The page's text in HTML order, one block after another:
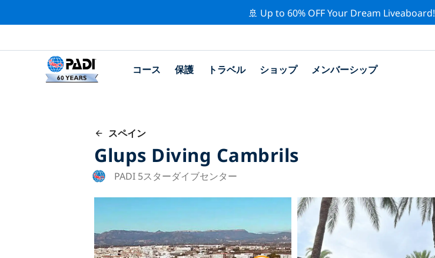
🚢 Up to 60% OFF Your Dream Liveaboard!
コース 保護 トラベル ショップ メンバーシップ
スペイン
Glups Diving Cambrils
PADI 5スターダイブセンター